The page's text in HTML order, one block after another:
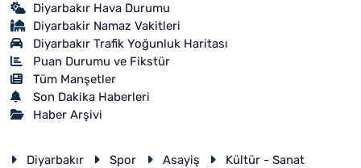
Diyarbakır Hava Durumu
Diyarbakir Namaz Vakitleri
Diyarbakır Trafik Yoğunluk Haritası
Puan Durumu ve Fikstür
Tüm Manşetler
Son Dakika Haberleri
Haber Arşivi
Diyarbakır Spor Asayiş
Kültür - Sanat